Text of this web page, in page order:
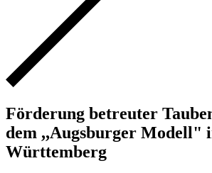
Förderung betreuter
dem ,,Augsburger Modell"
Württemberg